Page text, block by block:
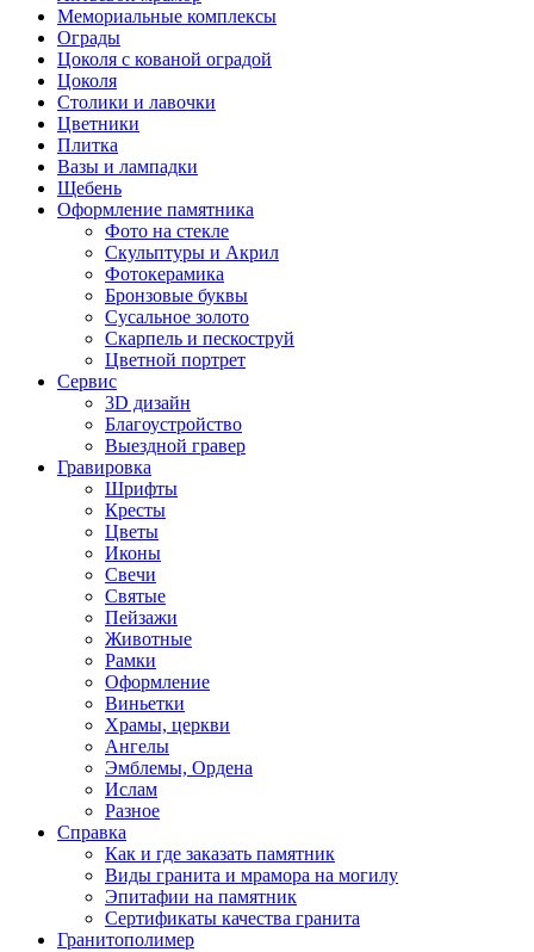
Мемориальные комплексы
Ограды
Цоколя с кованой оградой
Цоколя
Столики и лавочки
Цветники
Плитка
Вазы и лампадки
Щебень
Оформление памятника
Фото на стекле
Скульптуры и Акрил
Фотокерамика
Бронзовые буквы
Сусальное золото
Скарпель и пескоструй
Цветной портрет
Сервис
3D дизайн
Благоустройство
Выездной гравер
Гравировка
Шрифты
Кресты
Цветы
Иконы
Свечи
Святые
Пейзажи
Животные
Рамки
Оформление
Виньетки
Храмы, церкви
Ангелы
Эмблемы, Ордена
Ислам
Разное
Справка
Как и где заказать памятник
Виды гранита и мрамора на могилу
Эпитафии на памятник
Сертификаты качества гранита
Гранитополимер